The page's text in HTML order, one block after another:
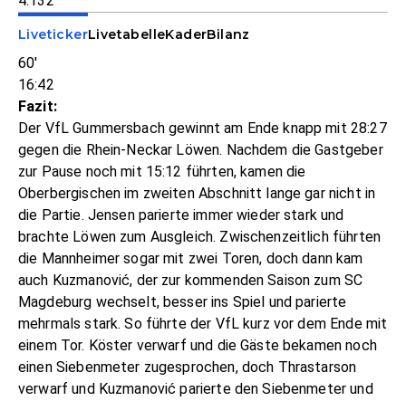
LivetickerLivetabelleKaderBilanz
60'
16:42
Fazit:
Der VfL Gummersbach gewinnt am Ende knapp mit 28:27
gegen die Rhein-Neckar Löwen. Nachdem die Gastgeber
zur Pause noch mit 15:12 führten, kamen die
Oberbergischen im zweiten Abschnitt lange gar nicht in
die Partie. Jensen parierte immer wieder stark und
brachte Löwen zum Ausgleich. Zwischenzeitlich führten
die Mannheimer sogar mit zwei Toren, doch dann kam
auch Kuzmanović, der zur kommenden Saison zum SC
Magdeburg wechselt, besser ins Spiel und parierte
mehrmals stark. So führte der VfL kurz vor dem Ende mit
einem Tor. Köster verwarf und die Gäste bekamen noch
einen Siebenmeter zugesprochen, doch Thrastarson
verwarf und Kuzmanović parierte den Siebenmeter und